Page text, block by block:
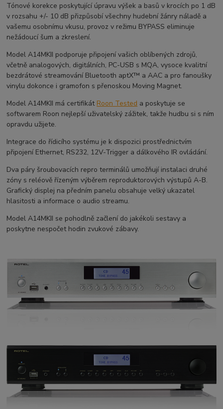
Tónové korekce poskytující úpravu výšek a basů v krocích po 1 dB
v rozsahu +/- 10 dB přizpůsobí všechny hudební žánry náladě a
vašemu osobnímu vkusu, provoz v režimu BYPASS eliminuje
nežádoucí šum a zkreslení.
Model A14MKII podporuje připojení vašich oblíbených zdrojů,
včetně analogových, digitálních, PC-USB s MQA, vysoce kvalitní
bezdrátové streamování Bluetooth aptX™ a AAC a pro fanoušky
vinylu dokonce i gramofon s přenoskou Moving Magnet.
Model A14MKII má certifikát Roon Tested a poskytuje se
softwarem Roon nejlepší uživatelský zážitek, takže hudbu si s ním
opravdu užijete.
Integrace do řídicího systému je k dispozici prostřednictvím
připojení Ethernet, RS232, 12V-Trigger a dálkového IR ovládání.
Dva páry šroubovacích repro terminálů umožňují instalaci druhé
zóny s reléově řízeným výběrem reproduktorových výstupů A-B.
Grafický displej na předním panelu obsahuje velký ukazatel
hlasitosti a informace o audio streamu.
Model A14MKII se pohodlně začlení do jakékoli sestavy a
poskytne nespočet hodin zvukové zábavy.